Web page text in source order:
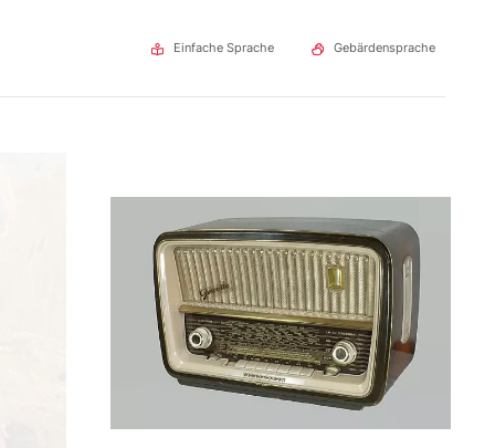
Einfache Sprache Gebärdensprache